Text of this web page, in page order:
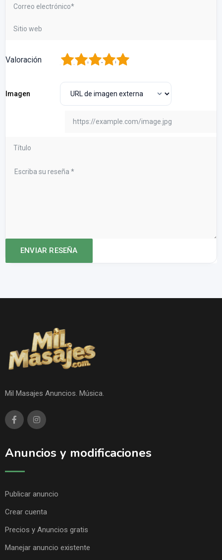
Valoración 5
4
3
2
Imagen
Mil Masajes Anuncios. Música.
Anuncios y modificaciones
Publicar anuncio
Crear cuenta
Precios y Anuncios gratis
Manejar anuncio existente